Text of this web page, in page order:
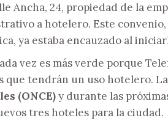
Ancha, 24, propiedad de la
a hotelero. Este
ya estaba encauzado al
vez es más verde porque
que tendrán un uso hotelero.
(ONCE)y durante las
tres hoteles para la ciudad.